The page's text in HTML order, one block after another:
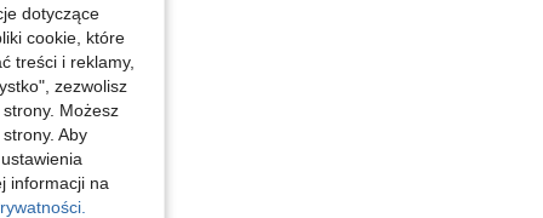
dotyczące
cookie, które
treści i reklamy,
zezwolisz
Możesz
Aby
informacji na